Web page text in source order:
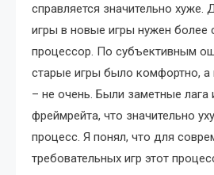
справляется значительно хуже.
игры в новые игры нужен более
процессор. По субъективным
старые игры было комфортно, а
– не очень. Были заметные лага
фреймрейта, что значительно
процесс. Я понял, что для
требовательных игр этот